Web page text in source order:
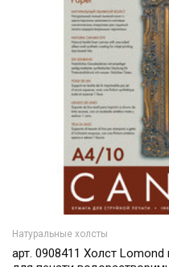
Натуральные холсты
арт. 0908411 Холст